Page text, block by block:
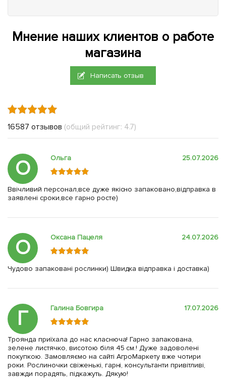
Мнение наших клиентов о работе
магазина
Написать отзыв
16587 отзывов (общий рейтинг: 4.7)
О Ольга 25.07.2026
Ввічливий персонал,все дуже якісно запаковано,відправка в
заявлені сроки,все гарно росте)
О Оксана Пацеля 24.07.2026
Чудово запаковані рослинки) Швидка відправка і доставка)
Г Галина Бовгира 17.07.2026
Троянда приїхала до нас класнюча! Гарно запакована,
зелене листячко, висотою біля 45 см.! Дуже задоволені
покупкою. Замовляємо на сайті АгроМаркету вже чотири
роки. Рослиночки свіженькі, гарні, консультанти привітливі,
завжди порадять, підкажуть. Дякую!